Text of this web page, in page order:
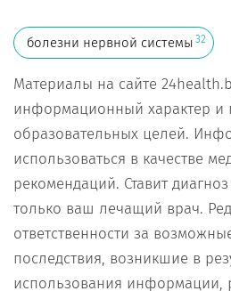
болезни нервной системы 32
Материалы на сайте
информационный характер и
образовательных целей.
использоваться в качестве
рекомендаций. Ставит
только ваш лечащий врач.
ответственности за
последствия, возникшие в
использования информации,